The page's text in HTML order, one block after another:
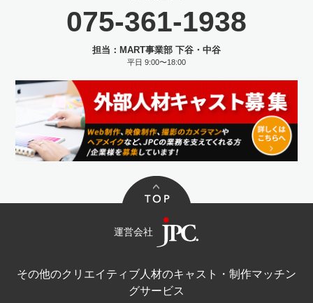
075-361-1938
担当：MART事業部 下谷・中谷
平日 9:00〜18:00
運営会社
その他のクリエイティブ人材のキャスト・制作マッチン
グサービス